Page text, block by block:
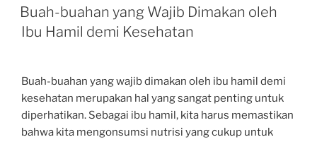
ON
Buah-buahan yang Wajib Dimakan oleh
Ibu Hamil demi Kesehatan
Buah-buahan yang wajib dimakan oleh ibu hamil demi
kesehatan merupakan hal yang sangat penting untuk
diperhatikan. Sebagai ibu hamil, kita harus memastikan
bahwa kita mengonsumsi nutrisi yang cukup untuk